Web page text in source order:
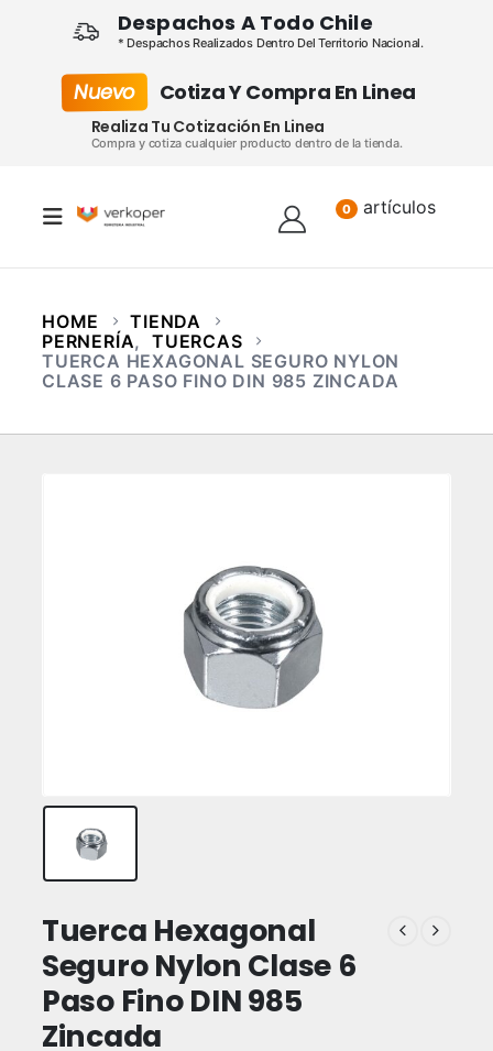
Despachos A Todo Chile
* Despachos Realizados Dentro Del Territorio Nacional.
Nuevo Cotiza Y Compra En Linea
Realiza Tu Cotización En Linea
Compra y cotiza cualquier producto dentro de la tienda.
0 artículos
HOME
TIENDA
PERNERÍA, TUERCAS
TUERCA HEXAGONAL SEGURO NYLON
CLASE 6 PASO FINO DIN 985 ZINCADA
Tuerca Hexagonal
Seguro Nylon Clase 6
Paso Fino DIN 985
Zincada